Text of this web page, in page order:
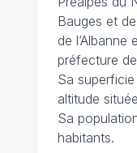
Bauges et
de l’Albanne
préfecture
Sa
altitude
Sa
habitants.